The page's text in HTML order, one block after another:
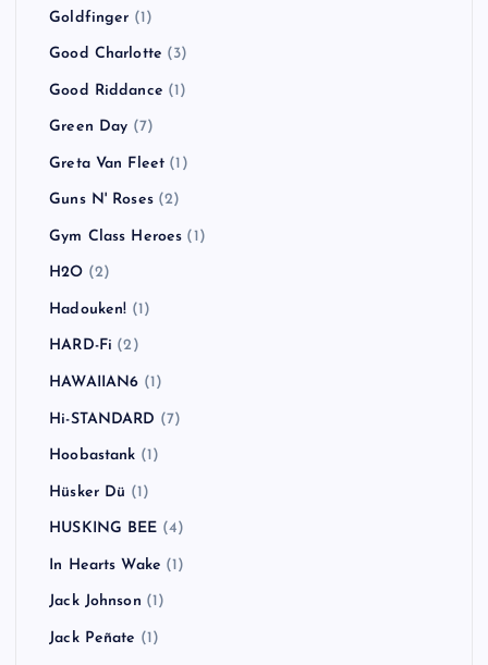
Goldfinger (1)
Good Charlotte (3)
Good Riddance (1)
Green Day (7)
Greta Van Fleet (1)
Guns N' Roses(2)
Gym Class Heroes (1)
H2O (2)
Hadouken! (1)
HARD-Fi (2)
HAWAIIAN6 (1)
Hi-STANDARD (7)
Hoobastank (1)
Hüsker Dü (1)
HUSKING BEE (4)
In Hearts Wake (1)
Jack Johnson (1)
Jack Peñate (1)